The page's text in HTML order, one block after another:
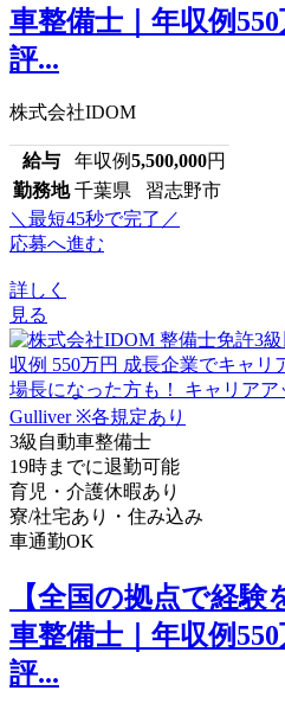
車整備士｜年収例
評...
株式会社IDOM
給与 年収例5,500,000円
勤務地 千葉県 習志野市
＼最短45秒で完了／
応募へ進む
詳しく
見る
3級自動車整備士
19時までに退勤可能
育児・介護休暇あり
寮/社宅あり・住み込み
車通勤OK
【全国の拠点で経
車整備士｜年収例
評...